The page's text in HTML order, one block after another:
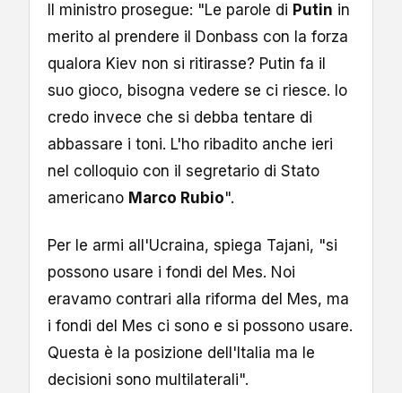
Il ministro prosegue: "Le parole di Putin in
merito al prendere il Donbass con la forza
qualora Kiev non si ritirasse? Putin fa il
suo gioco, bisogna vedere se ci riesce. Io
credo invece che si debba tentare di
abbassare i toni. L'ho ribadito anche ieri
nel colloquio con il segretario di Stato
americano Marco Rubio".
Per le armi all'Ucraina, spiega Tajani, "si
possono usare i fondi del Mes. Noi
eravamo contrari alla riforma del Mes, ma
i fondi del Mes ci sono e si possono usare.
Questa è la posizione dell'Italia ma le
decisioni sono multilaterali".